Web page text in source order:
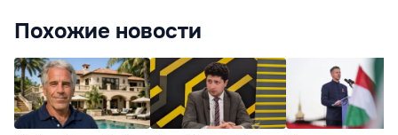
Похожие новости